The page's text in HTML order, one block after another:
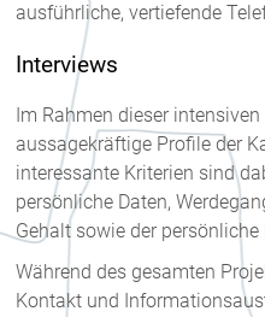
ausführliche, vertiefende
Interviews
Im Rahmen dieser
aussagekräftige Profile der
interessante Kriterien sind
persönliche Daten,
Gehalt sowie der persönliche
Während des gesamten
Kontakt und